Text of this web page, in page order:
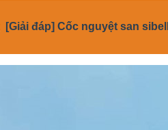
[Giải đáp] Cốc nguyệt san